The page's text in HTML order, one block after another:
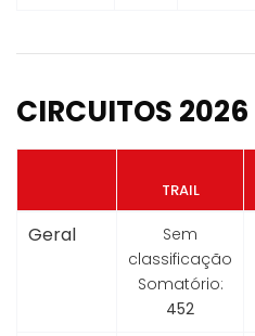
CIRCUITOS 2026
TRAIL
Geral
Sem
classificação
Somatório:
452